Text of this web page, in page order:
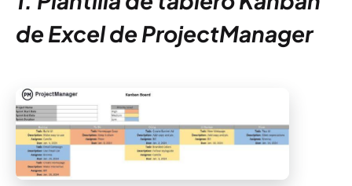
de Excel de ProjectManager